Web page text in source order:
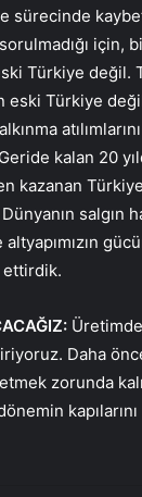
sürecinde
için,
Türkiye değil.
eski Türkiye
kalan 20
kazanan
salgın
ettirdik.
Daha
zorunda
kapılarını